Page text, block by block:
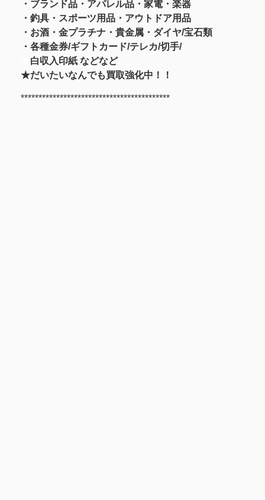
・ブランド品・アパレル品・家電・楽器
・釣具・スポーツ用品・アウトドア用品
・お酒・金プラチナ・貴金属・ ダイヤ/宝石類
・各種金券/ギフトカード/テレカ/切手/
白収入印紙 などなど
★だいたいなんでも買取強化中！！
******************************************